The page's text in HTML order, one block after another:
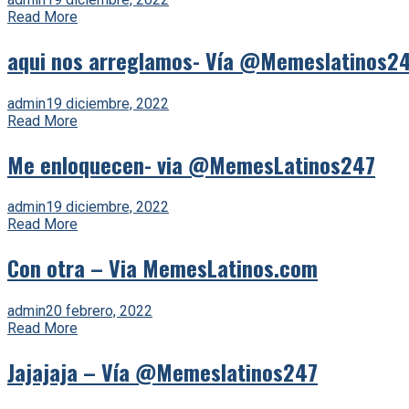
Read More
aqui nos arreglamos- Vía
admin19 diciembre, 2022
Read More
Me enloquecen- via @MemesLatinos247
admin19 diciembre, 2022
Read More
Con otra – Via MemesLatinos.com
admin20 febrero, 2022
Read More
Jajajaja – Vía @Memeslatinos247